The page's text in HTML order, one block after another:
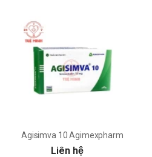
Agisimva 10 Agimexpharm
Liên hệ